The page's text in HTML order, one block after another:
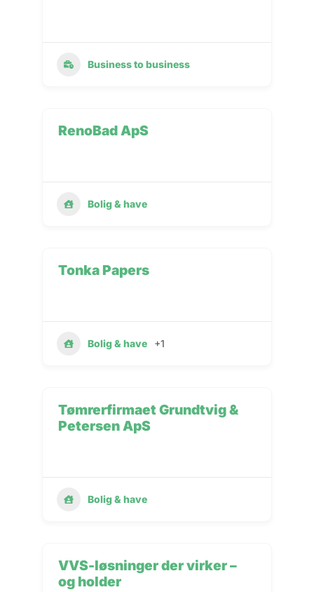
Business to business
RenoBad ApS
Bolig & have
Tonka Papers
Bolig & have +1
Tømrerfirmaet Grundtvig &
Petersen ApS
Bolig & have
VVS-løsninger der virker –
og holder